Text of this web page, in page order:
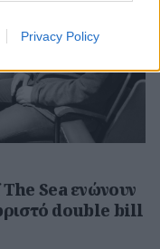
Privacy Policy
Sea ενώνουν
double bill